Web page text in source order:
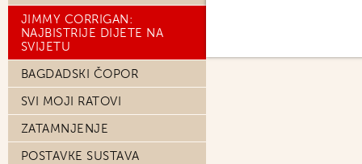
JIMMY CORRIGAN:
NAJBISTRIJE DIJETE NA
SVIJETU
BAGDADSKI ČOPOR
SVI MOJI RATOVI
ZATAMNJENJE
POSTAVKE SUSTAVA